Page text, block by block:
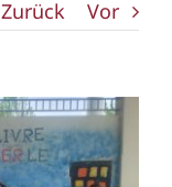
Zurück Vor